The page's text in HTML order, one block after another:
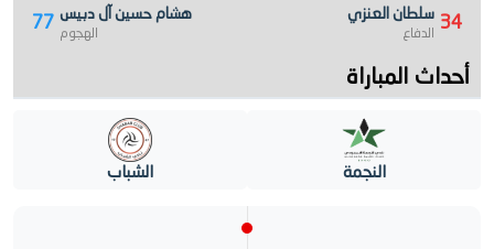
77 هشام حسين آل دبيس
الهجوم 34 سلطان العنزي
الدفاع
أحداث المباراة
النجمة الشباب